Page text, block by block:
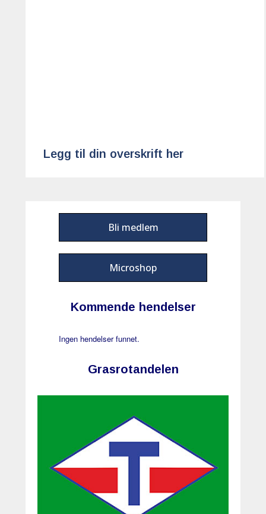
Legg til din overskrift her
Bli medlem
Microshop
Kommende hendelser
Ingen hendelser funnet.
Grasrotandelen